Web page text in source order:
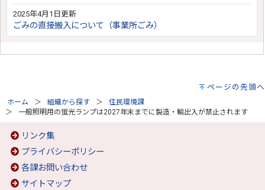
2025年4月1日更新
ごみの直接搬入について（事業所ごみ）
ページの先頭へ
ホーム 組織から探す
住民環境課
一般照明用の蛍光ランプは2027年末までに製造・輸出入が禁止されます
リンク集
プライバシーポリシー
各課お問い合わせ
サイトマップ